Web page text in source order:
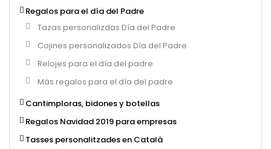
Regalos para el día del Padre
Tazas personalizdas Día del Padre
Cojines personalizados Día del Padre
Relojes para el día del padre
Más regalos para el día del padre
Cantimploras, bidones y botellas
Regalos Navidad 2019 para empresas
Tasses personalitzades en Català